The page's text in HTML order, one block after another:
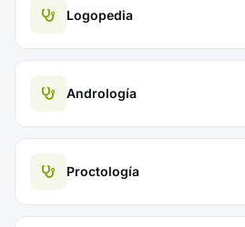
Logopedia
Andrología
Proctología